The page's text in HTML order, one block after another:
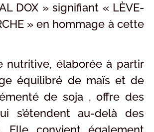
DOX » signifiant « LÈVE-
» en hommage à cette
nutritive, élaborée à partir
équilibré de maïs et de
de soja , offre des
s’étendent au-delà des